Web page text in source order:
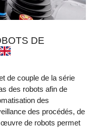
DE
de couple de la série
des robots afin de
des
des procédés, de
œuvre de robots permet